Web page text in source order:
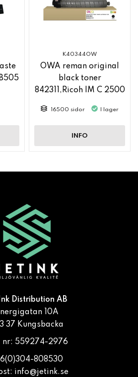
K40344OW
OWA reman original
black toner
842311,Ricoh IM C 2500
16500 sidor I lager
INFO
Distribution AB
10A
37 Kungsbacka
nr: 559274-2976
808530
info@jetink.se